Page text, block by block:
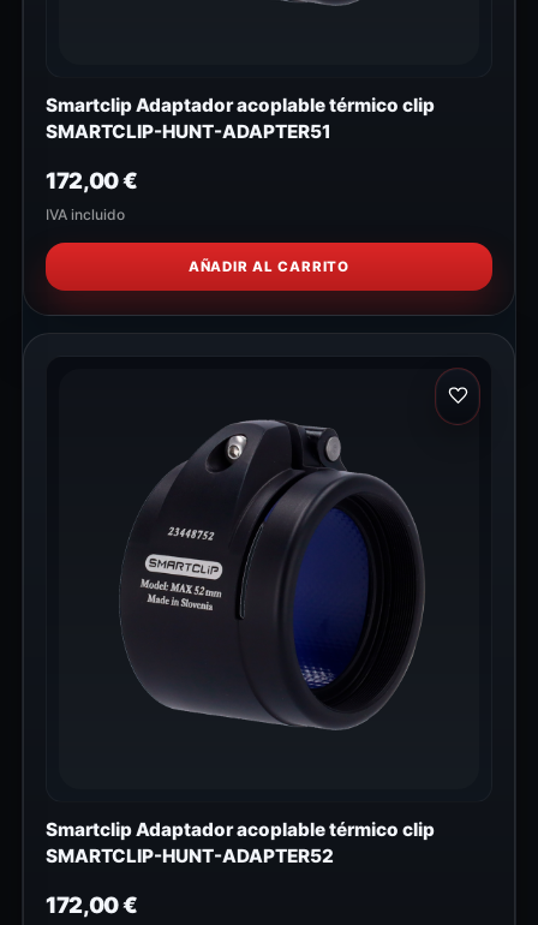
Smartclip Adaptador acoplable térmico clip
SMARTCLIP-HUNT-ADAPTER51
172,00€
IVA incluido
AÑADIR AL CARRITO
Smartclip Adaptador acoplable térmico clip
SMARTCLIP-HUNT-ADAPTER52
172,00€